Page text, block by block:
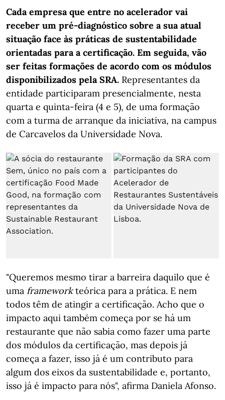
Cada empresa que entre no acelerador vai
receber um pré-diagnóstico sobre a sua atual
situação face às práticas de sustentabilidade
orientadas para a certificação. Em seguida, vão
ser feitas formações de acordo com os módulos
disponibilizados pela SRA. Representantes da
entidade participaram presencialmente, nesta
quarta e quinta-feira (4 e 5), de uma formação
com a turma de arranque da iniciativa, na campus
de Carcavelos da Universidade Nova.
"Queremos mesmo tirar a barreira daquilo que é
uma frameworkteórica para a prática. E nem
todos têm de atingir a certificação. Acho que o
impacto aqui também começa por se há um
restaurante que não sabia como fazer uma parte
dos módulos da certificação, mas depois já
começa a fazer, isso já é um contributo para
algum dos eixos da sustentabilidade e, portanto,
isso já é impacto para nós", afirma Daniela Afonso.